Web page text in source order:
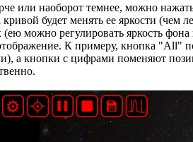
или наоборот темнее, можно
будет менять ее яркости (чем
можно регулировать яркость
К примеру, кнопка "All"
а кнопки с цифрами поменяют